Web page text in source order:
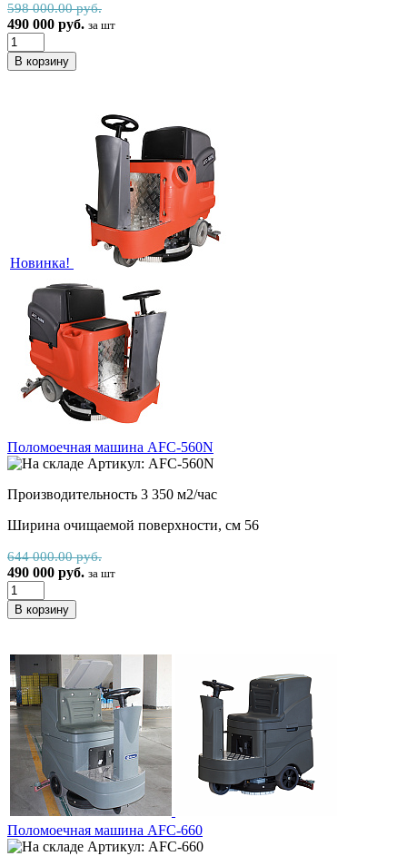
598 000.00 руб.
490 000 руб. за шт
Новинка!
Поломоечная машина AFC-560N
Артикул: AFC-560N
Производительность 3 350 м2/час
Ширина очищаемой поверхности, см 56
644 000.00 руб.
490 000 руб. за шт
Поломоечная машина AFC-660
Артикул: AFC-660